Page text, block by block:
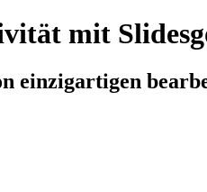
mit
einzigartigen